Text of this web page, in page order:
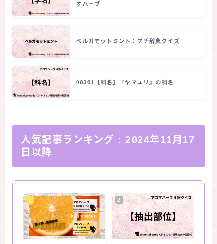
すハーブ
ベルガモットミント：プチ辞典クイズ
00361【科名】『ヤマユリ』の科名
人気記事ランキング : 2024年11月17
日以降